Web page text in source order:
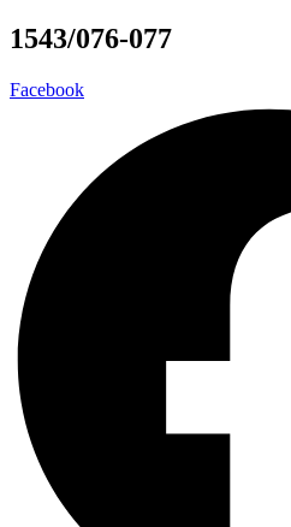
1543/076-077
Facebook